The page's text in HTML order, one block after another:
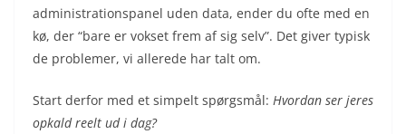
administrationspanel uden data, ender du ofte med en
kø, der “bare er vokset frem af sig selv”. Det giver typisk
de problemer, vi allerede har talt om.
Start derfor med et simpelt spørgsmål: Hvordan ser jeres
opkald reelt ud i dag?